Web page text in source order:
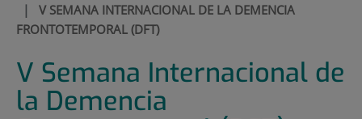
| V SEMANA INTERNACIONAL DE LA DEMENCIA
FRONTOTEMPORAL (DFT)
V Semana Internacional de
la Demencia